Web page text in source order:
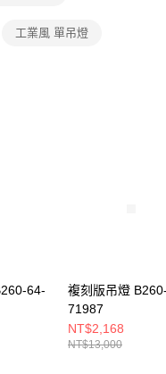
將交易相關給付款項請求債
損失，本公司不負相關責
工業風 單吊燈
64-
複刻版吊燈
71987
NT$2,168
NT$13,000